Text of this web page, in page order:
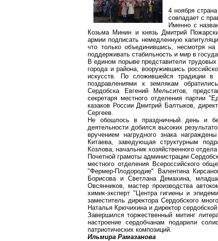
4 ноября
совпадает с
Именно с
Козьма Минин и князь Дмитрий
армии подписать немедленную
что только объединившись, несмотря
поддерживать стабильность и мир в
В едином порыве представители
города и района, вооружившись
искусств. По сложившейся традиции
поздравлениями к землякам
Сердобска Евгений Мельситов,
секретаря местного отделения партии
казаков России Дмитрий Балтыков,
Сергеев.
Не обошлось в праздничный день и
деятельности добился высоких
вручением нагрудного знака
Китаева, заведующая структурным
Козлова, начальник хозяйственного
Почетной грамоты администрации
местного отделения Всероссийского
"Фермер-Плодородие" Валентина
Борисова и Светлана Демахина,
Овсянников, мастер производства
химик-эксперт "Центра гигиены и
заместитель директора Сердобского
Наталья Крючихина и директор
Завершился торжественный митинг
настроение сердобчанам подарили
патриотических композиций.
Ильмира Рамазанова